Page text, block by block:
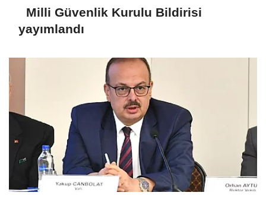
Milli Güvenlik Kurulu Bildirisi
yayımlandı